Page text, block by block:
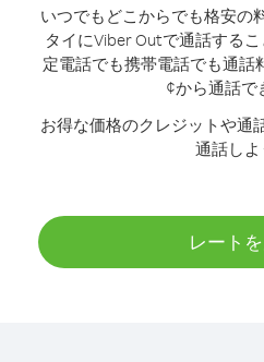
いつでもどこからでも格安の
タイにViber Outで通話するこ
定電話でも携帯電話でも通話
¢から通話で
お得な価格のクレジットや通
通話しよ
レート